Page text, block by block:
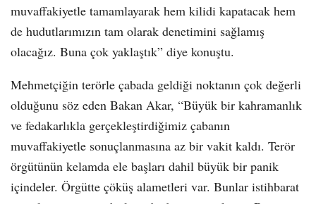
muvaffakiyetle tamamlayarak hem kilidi kapatacak hem
de hudutlarımızın tam olarak denetimini sağlamış
olacağız. Buna çok yaklaştık” diye konuştu.
Mehmetçiğin terörle çabada geldiği noktanın çok değerli
olduğunu söz eden Bakan Akar, “Büyük bir kahramanlık
ve fedakarlıkla gerçekleştirdiğimiz çabanın
muvaffakiyetle sonuçlanmasına az bir vakit kaldı. Terör
örgütünün kelamda ele başları dahil büyük bir panik
içindeler. Örgütte çöküş alametleri var. Bunlar istihbarat